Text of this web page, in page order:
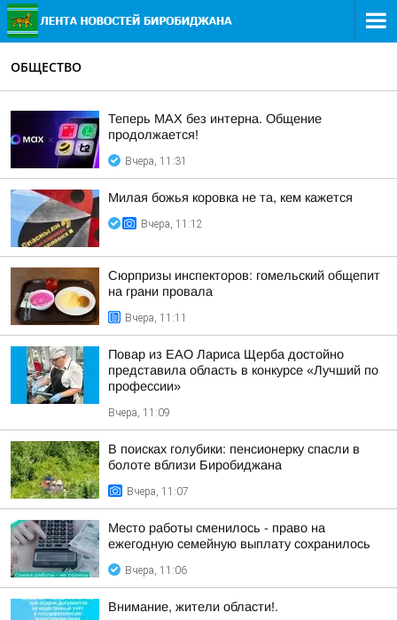
ОБЩЕСТВО
Теперь МАХ без интерна. Общение
продолжается!
Вчера, 11:31
Милая божья коровка не та, кем кажется
Вчера, 11:12
Сюрпризы инспекторов: гомельский общепит
на грани провала
Вчера, 11:11
Повар из ЕАО Лариса Щерба достойно
представила область в конкурсе «Лучший по
профессии»
Вчера, 11:09
В поисках голубики: пенсионерку спасли в
болоте вблизи Биробиджана
Вчера, 11:07
Место работы сменилось - право на
ежегодную семейную выплату сохранилось
Вчера, 11:06
Внимание, жители области!.